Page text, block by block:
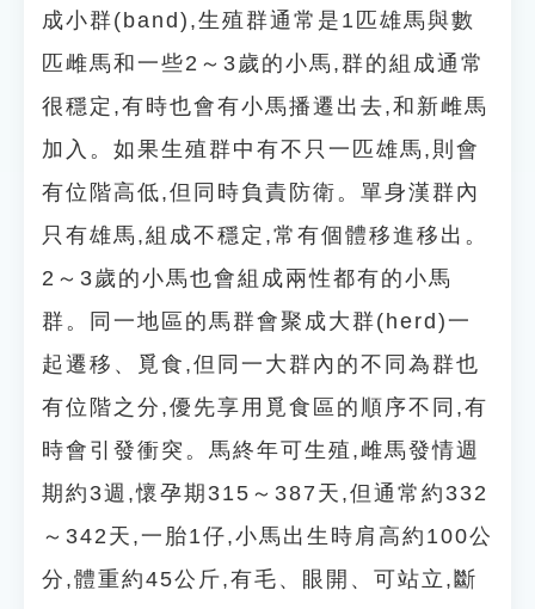
成小群(band),生殖群通常是1匹雄馬與數
匹雌馬和一些2～3歲的小馬,群的組成通常
很穩定,有時也會有小馬播遷出去,和新雌馬
加入。如果生殖群中有不只一匹雄馬,則會
有位階高低,但同時負責防衛。單身漢群內
只有雄馬,組成不穩定,常有個體移進移出。
2～3歲的小馬也會組成兩性都有的小馬
群。同一地區的馬群會聚成大群(herd)一
起遷移、覓食,但同一大群內的不同為群也
有位階之分,優先享用覓食區的順序不同,有
時會引發衝突。馬終年可生殖,雌馬發情週
期約3週,懷孕期315～387天,但通常約332
～342天,一胎1仔,小馬出生時肩高約100公
分,體重約45公斤,有毛、眼開、可站立,斷